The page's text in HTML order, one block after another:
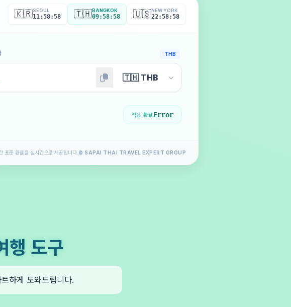
🇰🇷SEOUL
11:59:00 🇹🇭BANGKOK
09:59:00 🇺🇸NEW YORK
22:59:00
THB
적용 환율Error
준 환율을 실시간으로 제공합니다. © SAPAI THAI TRAVEL EXPERT GROUP
행 도구
하게 도와드립니다.